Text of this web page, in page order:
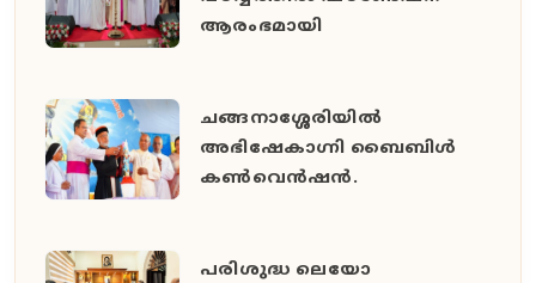
ആരംഭമായി
ചങ്ങനാശ്ശേരിയിൽ
അഭിഷേകാഗ്നി ബൈബിൾ
കൺവെൻഷൻ.
പരിശുദ്ധ ലെയോ